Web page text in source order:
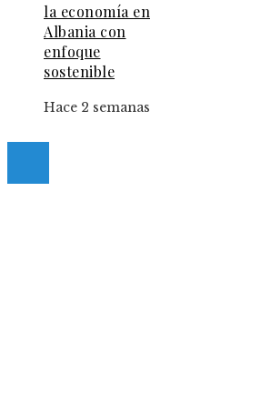
la economía en
Albania con
enfoque
sostenible
Hace 2 semanas